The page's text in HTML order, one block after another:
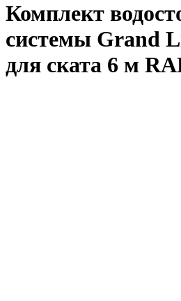
Комплект
системы Grand
для ската 6 м